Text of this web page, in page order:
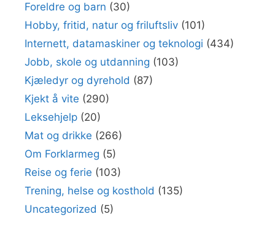
Foreldre og barn (30)
Hobby, fritid, natur og friluftsliv (101)
Internett, datamaskiner og teknologi (434)
Jobb, skole og utdanning (103)
Kjæledyr og dyrehold (87)
Kjekt å vite (290)
Leksehjelp (20)
Mat og drikke (266)
Om Forklarmeg (5)
Reise og ferie (103)
Trening, helse og kosthold (135)
Uncategorized (5)